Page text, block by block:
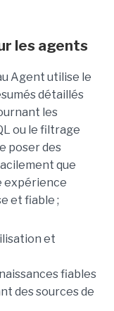
les agents
Agent utilise le
détaillés
les
ou le filtrage
poser des
que
expérience
et fiable ;
et
fiables
des sources de